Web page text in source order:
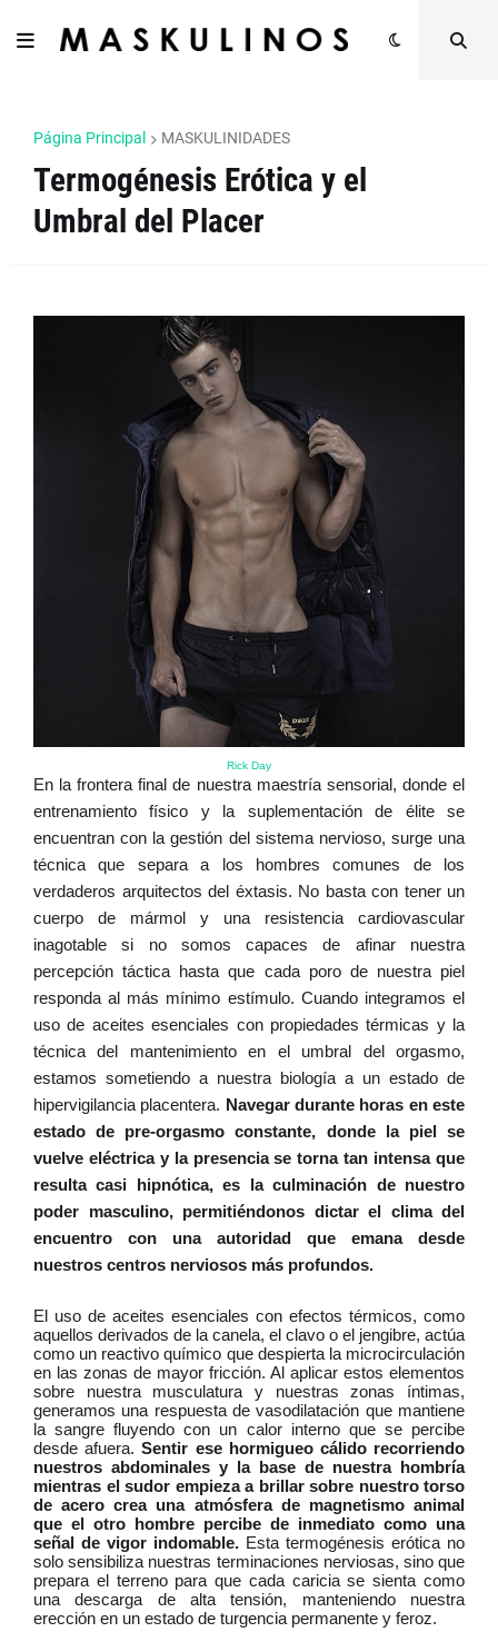
Página Principal MASKULINIDADES
Termogénesis Erótica y el
Umbral del Placer
Rick Day
En la frontera final de nuestra maestría sensorial, donde el
entrenamiento físico y la suplementación de élite se
encuentran con la gestión del sistema nervioso, surge una
técnica que separa a los hombres comunes de los
verdaderos arquitectos del éxtasis. No basta con tener un
cuerpo de mármol y una resistencia cardiovascular
inagotable si no somos capaces de afinar nuestra
percepción táctica hasta que cada poro de nuestra piel
responda al más mínimo estímulo. Cuando integramos el
uso de aceites esenciales con propiedades térmicas y la
técnica del mantenimiento en el umbral del orgasmo,
estamos sometiendo a nuestra biología a un estado de
hipervigilancia placentera. Navegar durante horas en este
estado de pre-orgasmo constante, donde la piel se
vuelve eléctrica y la presencia se torna tan intensa que
resulta casi hipnótica, es la culminación de nuestro
poder masculino, permitiéndonos dictar el clima del
encuentro con una autoridad que emana desde
nuestros centros nerviosos más profundos.
El uso de aceites esenciales con efectos térmicos, como
aquellos derivados de la canela, el clavo o el jengibre, actúa
como un reactivo químico que despierta la microcirculación
en las zonas de mayor fricción. Al aplicar estos elementos
sobre nuestra musculatura y nuestras zonas íntimas,
generamos una respuesta de vasodilatación que mantiene
la sangre fluyendo con un calor interno que se percibe
desde afuera.Sentir ese hormigueo cálido recorriendo
nuestros abdominales y la base de nuestra hombría
mientras el sudor empieza a brillar sobre nuestro torso
de acero crea una atmósfera de magnetismo animal
que el otro hombre percibe de inmediato como una
señal de vigor indomable. Esta termogénesis erótica no
solo sensibiliza nuestras terminaciones nerviosas, sino que
prepara el terreno para que cada caricia se sienta como
una descarga de alta tensión, manteniendo nuestra
erección en un estado de turgencia permanente y feroz.